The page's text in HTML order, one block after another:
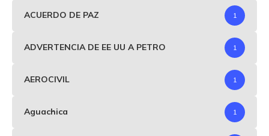
ACUERDO DE PAZ 1
ADVERTENCIA DE EE UU A PETRO 1
AEROCIVIL 1
Aguachica 1